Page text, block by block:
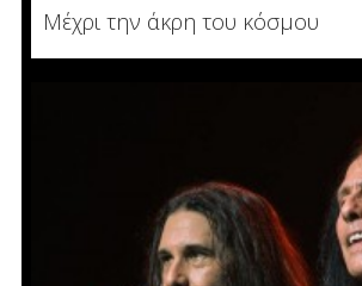
Μέχρι την άκρη του κόσμου